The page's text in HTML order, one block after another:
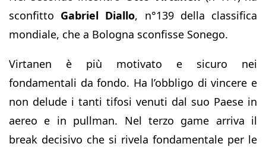
sconfitto Gabriel Diallo, n°139 della classifica
mondiale, che a Bologna sconfisse Sonego.
Virtanen è più motivato e sicuro nei
fondamentali da fondo. Ha l’obbligo di vincere e
non delude i tanti tifosi venuti dal suo Paese in
aereo e in pullman. Nel terzo game arriva il
break decisivo che si rivela fondamentale per le